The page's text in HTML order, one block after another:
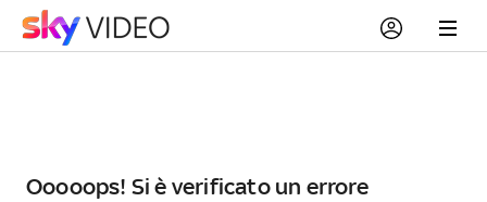
Ooooops! Si è verificato un errore